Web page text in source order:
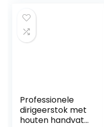
Professionele
dirigeerstok met
houten handvat